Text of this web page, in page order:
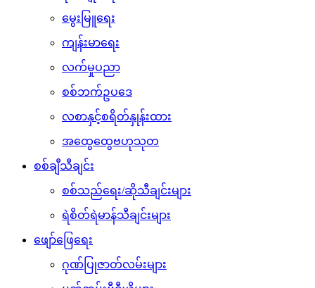
မွေးမြူရေး
ကျန်းမာရေး
လက်မှုပညာ
စစ်ဘက်ဥပဒေ
လစာနှင့်စရိတ်နှုန်းထား
အထွေထွေဗဟုသုတ
စစ်ချီသီချင်း
စစ်သည်ရေး/ဆိုသီချင်းများ
ရဲစိတ်ရဲမာန်သီချင်းများ
ဖျော်ဖြေရေး
ဂုဏ်ပြုဇာတ်လမ်းများ